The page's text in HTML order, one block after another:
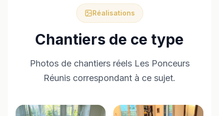
Réalisations
Chantiers de ce type
Photos de chantiers réels Les Ponceurs
Réunis correspondant à ce sujet.